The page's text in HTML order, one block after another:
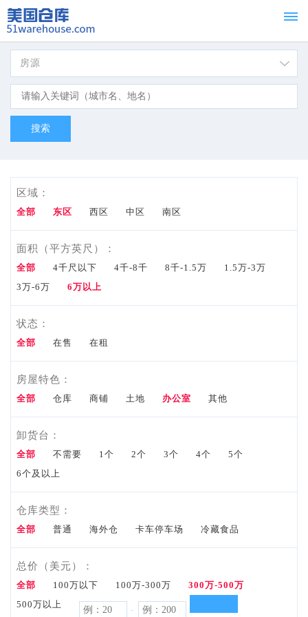
Home
出
Sale
Tools
料
询
联系
电
房源
区域：
全部 东区 西区 中区 南区
面积（平方英尺）：
全部 4千尺以下 4千-8千 8千-1.5万
1.5万-3万
3万-6万
6万以上
状态：
全部 在售 在租
房屋特色：
全部 仓库 商铺 土地 办公室 其他
卸货台：
全部 不需要 1个 2个 3个 4个
5个
6个及以上
仓库类型：
全部 普通 海外仓 卡车停车场 冷藏食品
总价（美元）：
全部 100万以下 100万-300万
300万-500万
500万以上
-